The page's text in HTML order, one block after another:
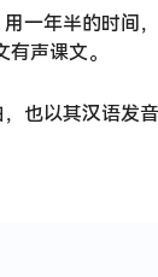
一年半的时间
声课文。
也以其汉语发